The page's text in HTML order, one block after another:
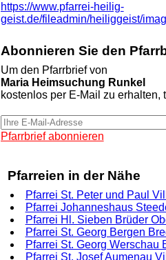
https://www.pfarrei-heilig-
geist.de/fileadmin/heiliggeist/
Abonnieren Sie den
Um den Pfarrbrief von
Maria Heimsuchung Runkel
kostenlos per E-Mail zu
Pfarrbrief abonnieren
Pfarreien in der Nähe
Pfarrei St. Peter und Paul
Pfarrei Johanneshaus
Pfarrei Hl. Sieben Brüder
Pfarrei St. Georg Bergen
Pfarrei St. Georg Werschau
Pfarrei St. Josef Aumenau